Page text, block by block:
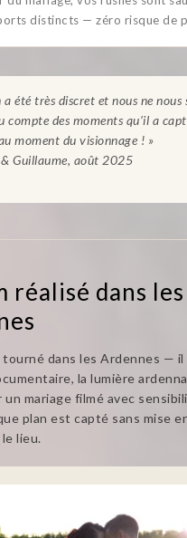
distincts — zéro risque de
a été très discret et nous ne nous
compte des moments qu’il a
moment du visionnage ! »
Guillaume, août 2025
réalisé dans les
tourné dans les Ardennes —
la lumière
un mariage filmé avec
plan est capté sans mise
lieu.